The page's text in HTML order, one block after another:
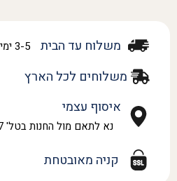
משלוח עד הבית 3-5 ימי עסקים - ₪39
משלוחים לכל הארץ
איסוף עצמי
נא לתאם מול החנות בטל' 050-2877977
קניה מאובטחת